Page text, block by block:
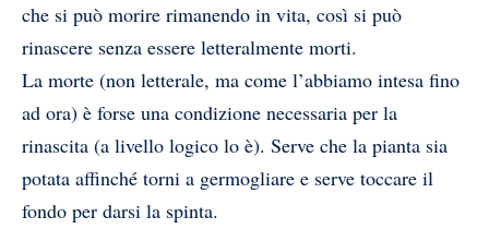
che si può morire rimanendo in vita, così si può
rinascere senza essere letteralmente morti.
La morte (non letterale, ma come l’abbiamo intesa fino
ad ora) è forse una condizione necessaria per la
rinascita (a livello logico lo è). Serve che la pianta sia
potata affinché torni a germogliare e serve toccare il
fondo per darsi la spinta.